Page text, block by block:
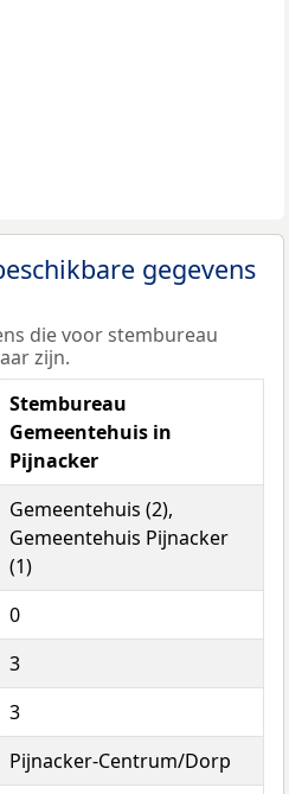
gegevens
die voor stembureau
zijn.
Stembureau
Gemeentehuis in
Pijnacker
Gemeentehuis (2),
Gemeentehuis Pijnacker
(1)
0
3
3
Pijnacker-Centrum/Dorp